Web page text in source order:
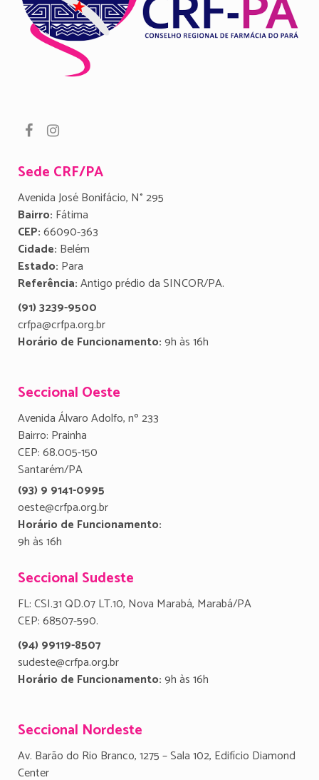
Sede CRF/PA
Avenida José Bonifácio, N° 295
Bairro: Fátima
CEP:66090-363
Cidade: Belém
Estado: Para
Referência:Antigo prédio da SINCOR/PA.
(91) 3239-9500
crfpa@crfpa.org.br
Horário de Funcionamento:9h às 16h
Seccional Oeste
Avenida Álvaro Adolfo, nº 233
Bairro: Prainha
CEP: 68.005-150
Santarém/PA
(93) 9 9141-0995
oeste@crfpa.org.br
Horário de Funcionamento:
9h às 16h
Seccional Sudeste
FL: CSI.31 QD.07 LT.10, Nova Marabá, Marabá/PA
CEP: 68507-590.
(94) 99119-8507
sudeste@crfpa.org.br
Horário de Funcionamento:9h às 16h
Seccional Nordeste
Av. Barão do Rio Branco, 1275 – Sala 102, Edifício Diamond
Center